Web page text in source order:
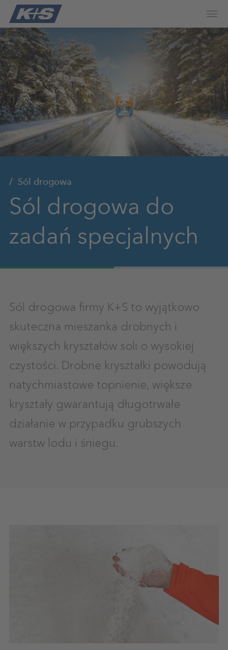
Sól drogowa
Sól drogowa do
zadań specjalnych
Sól drogowa firmy K+S to wyjątkowo
skuteczna mieszanka drobnych i
większych kryształów soli o wysokiej
czystości. Drobne kryształki powodują
natychmiastowe topnienie, większe
kryształy gwarantują długotrwałe
działanie w przypadku grubszych
warstw lodu i śniegu.